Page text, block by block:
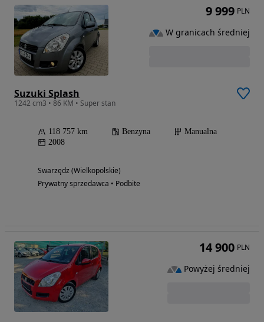
Suzuki Splash
1242 cm3 • 86 KM • Super stan
118 757 km Benzyna
Manualna
2008
Swarzędz (Wielkopolskie)
Prywatny sprzedawca • Podbite
9 999 PLN
W granicach średniej
14 900 PLN
Powyżej średniej